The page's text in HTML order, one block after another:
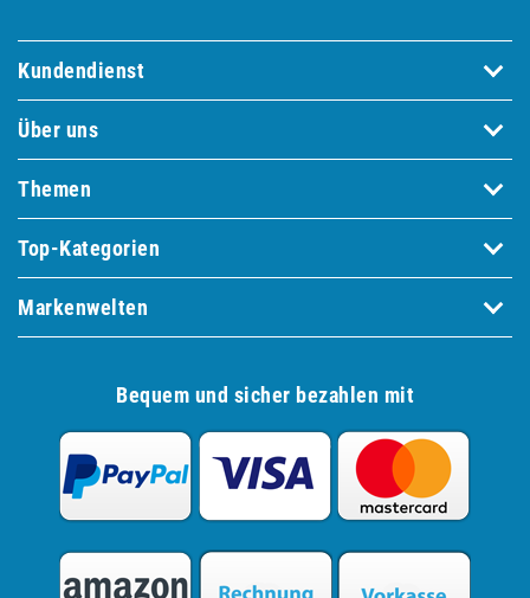
Kundendienst
Über uns
Themen
Top-Kategorien
Markenwelten
Bequem und sicher bezahlen mit